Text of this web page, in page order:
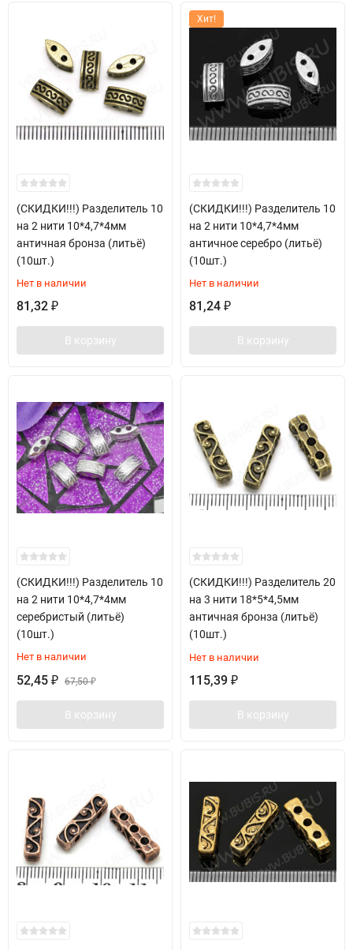
(СКИДКИ!!!) Разделитель 10
на 2 нити 10*4,7*4мм
античная бронза (литьё)
(10шт.)
Нет в наличии
81,32 ₽
В корзину
Хит!
(СКИДКИ!!!) Разделитель 10
на 2 нити 10*4,7*4мм
античное серебро (литьё)
(10шт.)
Нет в наличии
81,24 ₽
В корзину
(СКИДКИ!!!) Разделитель 10
на 2 нити 10*4,7*4мм
серебристый (литьё)
(10шт.)
Нет в наличии
52,45 ₽ 67,50₽
В корзину
(СКИДКИ!!!) Разделитель 20
на 3 нити 18*5*4,5мм
античная бронза (литьё)
(10шт.)
Нет в наличии
115,39 ₽
В корзину